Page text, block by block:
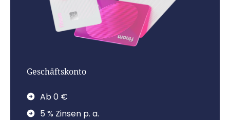
Geschäftskonto
Ab 0 €
5 % Zinsen p. a.